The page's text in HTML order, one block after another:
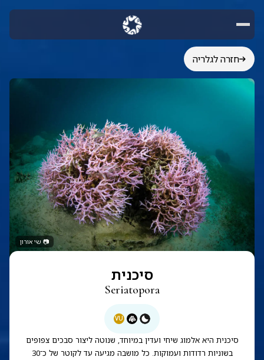
חזרה לגלריה
📷 שי אורון
סיכנית
Seriatopora
VU
סיכנית היא אלמוג שיחי ועדין במיוחד, שנוטה ליצור סבכים צפופים
בשוניות רדודות ועמוקות. כל מושבה מגיעה עד לקוטר של כ־30